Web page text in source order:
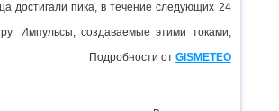
достигали пика, в течение следующих 24
Импульсы, создаваемые этими токами,
Подробности от GISMETEO